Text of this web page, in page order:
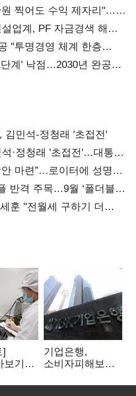
찍어도 수익 제자리"…
업계, PF 자금경색 해소
"투명경영 체계 한층
계' 낙점…2030년 완공
김민석-정청래 '초접전'
·정청래 '초접전'…대통령
마련”…로이터에 성명
반격 주목…9월 ‘폴더블
훈 "전월세 구하기 더
]
보기)
요한
기업은행,
소비자피해보상
보이스피싱 공시